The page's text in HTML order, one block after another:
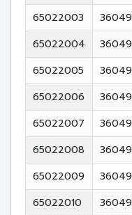
65022003
65022004
65022005
65022006
65022007
65022008
65022009
65022010